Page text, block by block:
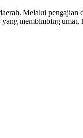
Melalui
membimbing